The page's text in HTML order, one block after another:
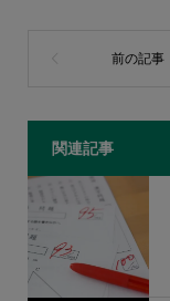
関連記事